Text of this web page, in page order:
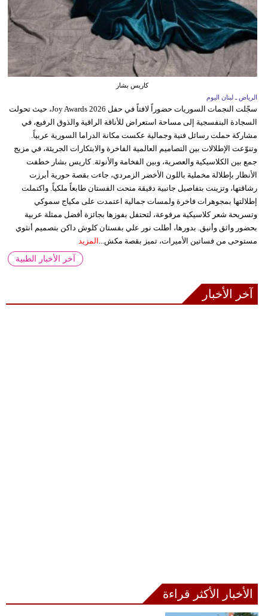
كاريس بشار
الرياض ـ لبنان اليوم
سجّلت النجمات السوريات حضوراً لافتاً في حفل Joy Awards 2026، حيث تحولت
السجادة البنفسجية إلى مساحة استعراض للأناقة الراقية والذوق الرفيع، في
مشاركة حملت رسائل فنية وجمالية عكست مكانة الدراما السورية عربياً.
وتنوّعت الإطلالات بين التصاميم العالمية الفاخرة والابتكارات الجريئة، في مزيج
جمع بين الكلاسيكية والعصرية، وبين الفخامة والأنوثة. كاريس بشار خطفت
الأنظار بإطلالة مخملية باللون الأخضر الزمردي، جاءت بقصة حورية أبرزت
رشاقتها، وتزينت بتفاصيل جانبية دقيقة منحت الفستان طابعاً ملكياً. واكتملت
إطلالتها بمجوهرات فاخرة ولمسات جمالية اعتمدت على مكياج سموكي
وتسريحة شعر كلاسيكية مرفوعة، لتحتفل بفوزها بجائزة أفضل ممثلة عربية
بحضور واثق وأنيق. بدورها، أطلت نور علي بفستان كلوش داكن بتصميم أنثوي
مستوحى من فساتين الأميرات، تميز بقصة مكش...
المزيد
آخر الأخبار الطبية
آخر الأخبار
الأخبار الأكثر قراءة